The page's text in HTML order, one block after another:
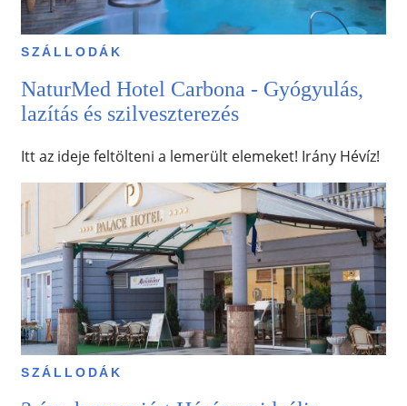
SZÁLLODÁK
NaturMed Hotel Carbona - Gyógyulás,
lazítás és szilveszterezés
Itt az ideje feltölteni a lemerült elemeket! Irány Hévíz!
SZÁLLODÁK